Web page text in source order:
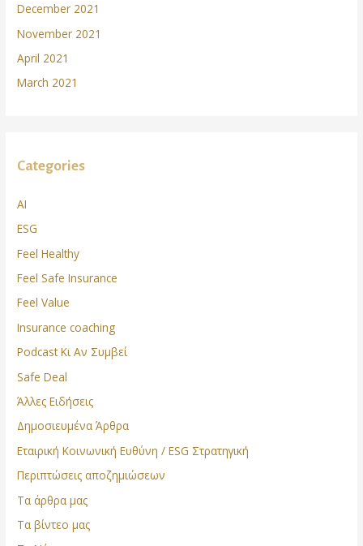
December 2021
November 2021
April 2021
March 2021
Categories
AI
ESG
Feel Healthy
Feel Safe Insurance
Feel Value
Insurance coaching
Podcast Κι Αν Συμβεί
Safe Deal
Άλλες Ειδήσεις
Δημοσιευμένα Άρθρα
Εταιρική Κοινωνική Ευθύνη / ESG Στρατηγική
Περιπτώσεις αποζημιώσεων
Τα άρθρα μας
Τα βίντεο μας